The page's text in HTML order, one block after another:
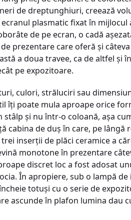
de dreptunghiuri, creează
plasmatic fixat în
de pe ecran, o cadă
prezentare care oferă şi
a doua travee, ca de altfel
pe expozitoare.
culori, străluciri sau
îţi poate mula aproape orice
şi nu într-o coloană, aşa
cabina de duş în care, pe
inserţii de plăci ceramice a
monotone în prezentare
discret loc a fost adosat
În apropiere, sub o lampă
totuşi cu o serie de
ascunde în plafon lumina dau